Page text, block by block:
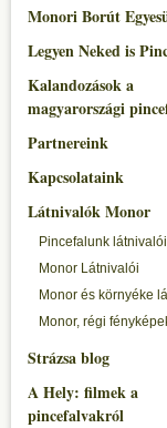
Monori Borút
Legyen Neked is
Kalandozások a
magyarországi
Partnereink
Kapcsolataink
Látnivalók Monor
Pincefalunk látnivalói
Monor Látnivalói
Monor és környéke
Monor, régi
Strázsa blog
A Hely: filmek a
pincefalvakról